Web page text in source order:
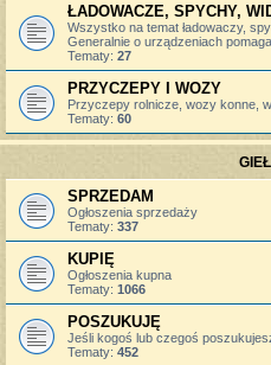
ŁADOWACZE, SPYCHY,
Wszystko na temat ładowaczy,
Generalnie o urządzeniach
Tematy: 27
PRZYCZEPY I WOZY
Przyczepy rolnicze, wozy konne,
Tematy: 60
SPRZEDAM
Ogłoszenia sprzedaży
Tematy: 337
KUPIĘ
Ogłoszenia kupna
Tematy: 1066
POSZUKUJĘ
Jeśli kogoś lub czegoś
Tematy: 452